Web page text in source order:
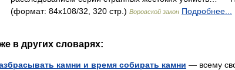
(формат: 84x108/32, 320 стр.) Воровской закон Подробнее...
в других словарях:
камни и время собирать камни — всему